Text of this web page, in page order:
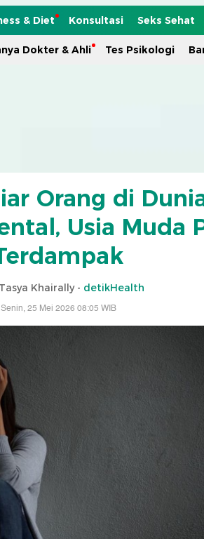
& Diet Konsultasi Seks Sehat
Dokter & Ahli Tes Psikologi
Orang di
Usia Muda
Khairally - detikHealth
Senin, 25 Mei 2026 08:05 WIB